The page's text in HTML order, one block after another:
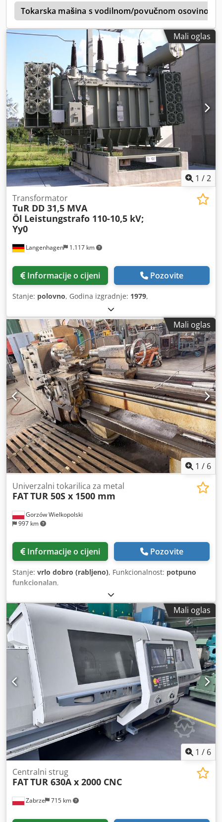
Tokarska mašina s vodilnom/povučnom osovinom,
Mali oglas
1 /2
Langenhagen 1.117 km
Transformator
TuR DD 31,5 MVA
Öl Leistungstrafo 110-10,5 kV;
Yy0
Informacije o cijeni Pozovite
Stanje: polovno, Godina izgradnje: 1979,
Mali oglas
1 / 6
Gorzów Wielkopolski
997 km
Univerzalni tokarilica za metal
FATTUR 50S x 1500 mm
Informacije o cijeni Pozovite
Stanje: vrlo dobro (rabljeno), Funkcionalnost: potpuno
funkcionalan,
Mali oglas
1 / 6
Zabrze 715 km
Centralni strug
FATTUR 630A x 2000 CNC